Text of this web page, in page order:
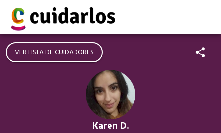
VER LISTA DE CUIDADORES
Karen D.